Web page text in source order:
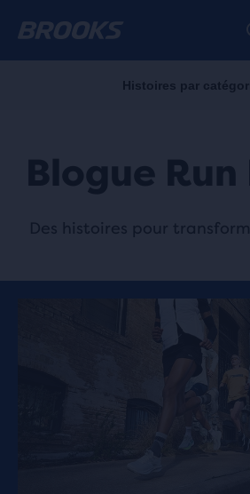
Blogue
Des histoires pour
Histoires par